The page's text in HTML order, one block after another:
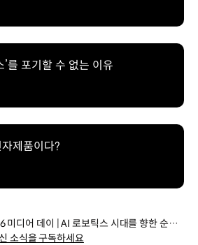
’를 포기할 수 없는 이유
제품이다?
미디어 데이 | AI 로보틱스 시대를 향한 순간
소식을 구독하세요